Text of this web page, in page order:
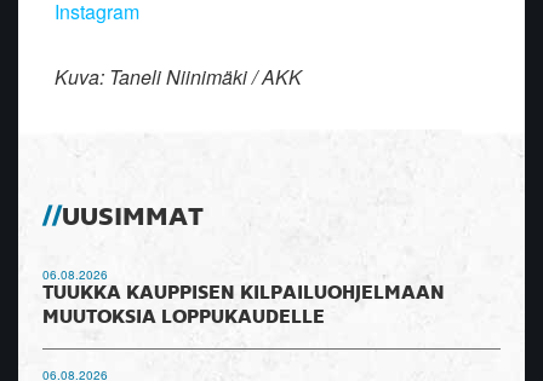
Instagram
Kuva: Taneli Niinimäki / AKK
UUSIMMAT
06.08.2026
TUUKKA KAUPPISEN KILPAILUOHJELMAAN
MUUTOKSIA LOPPUKAUDELLE
06.08.2026